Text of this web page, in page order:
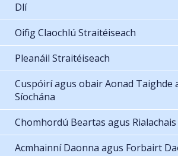
Dlí
Oifig Claochlú Straitéiseach
Pleanáil Straitéiseach
Cuspóirí agus obair Aonad Taighde
Síochána
Chomhordú Beartas agus Rialachais
Acmhainní Daonna agus Forbairt